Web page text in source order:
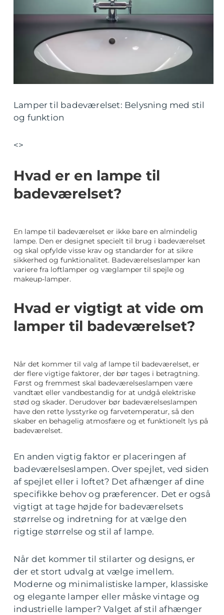
Lamper til badeværelset: Belysning med stil
og funktion
<>
Hvad er en lampe til
badeværelset?
En lampe til badeværelset er ikke bare en almindelig
lampe. Den er designet specielt til brug i badeværelset
og skal opfylde visse krav og standarder for at sikre
sikkerhed og funktionalitet. Badeværelseslamper kan
variere fra loftlamper og væglamper til spejle og
makeup-lamper.
Hvad er vigtigt at vide om
lamper til badeværelset?
Når det kommer til valg af lampe til badeværelset, er
der flere vigtige faktorer, der bør tages i betragtning.
Først og fremmest skal badeværelseslampen være
vandtæt eller vandbestandig for at undgå elektriske
stød og skader. Derudover bør badeværelseslampen
have den rette lysstyrke og farvetemperatur, så den
skaber en behagelig atmosfære og et funktionelt lys på
badeværelset.
En anden vigtig faktor er placeringen af
badeværelseslampen. Over spejlet, ved siden
af spejlet eller i loftet? Det afhænger af dine
specifikke behov og præferencer. Det er også
vigtigt at tage højde for badeværelsets
størrelse og indretning for at vælge den
rigtige størrelse og stil af lampe.
Når det kommer til stilarter og designs, er
der et stort udvalg at vælge imellem.
Moderne og minimalistiske lamper, klassiske
og elegante lamper eller måske vintage og
industrielle lamper? Valget af stil afhænger